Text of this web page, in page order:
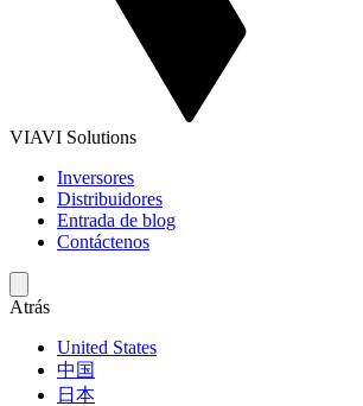
VIAVI Solutions
Inversores
Distribuidores
Entrada de blog
Contáctenos
Atrás
United States
中国
日本